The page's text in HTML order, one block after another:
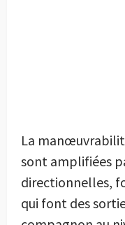
La
sont amplifiées
directionnelles,
qui font des